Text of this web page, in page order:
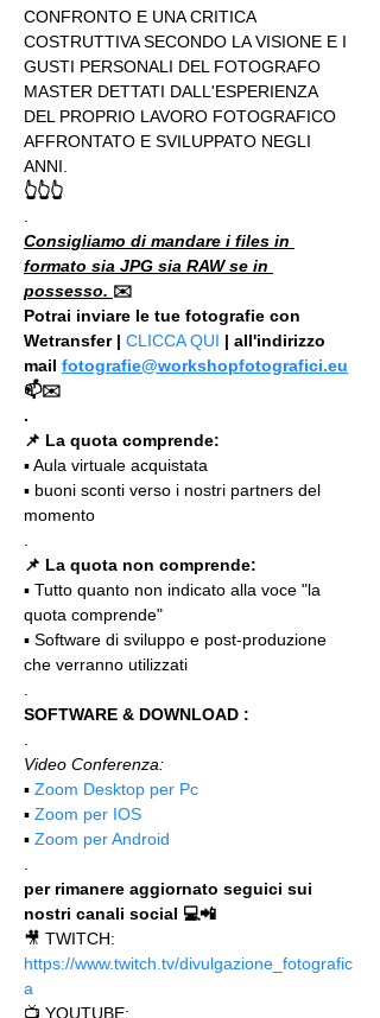
CONFRONTO E UNA CRITICA
COSTRUTTIVA SECONDO LA VISIONE E I
GUSTI PERSONALI DEL FOTOGRAFO
MASTER DETTATI DALL'ESPERIENZA
DEL PROPRIO LAVORO FOTOGRAFICO
AFFRONTATO E SVILUPPATO NEGLI
ANNI.
👆👆👆
Consigliamo di mandare i files in
formato sia JPG sia RAW se in
possesso. ✉️
Potrai inviare le tue fotografie con
Wetransfer | CLICCA QUI | all'indirizzo
mail fotografie@workshopfotografici.eu
📫✉️
.
📌 La quota comprende:
▪️ Aula virtuale acquistata
▪️ buoni sconti verso i nostri partners del
momento
📌 La quota non comprende:
▪️ Tutto quanto non indicato alla voce "la
quota comprende"
▪️ Software di sviluppo e post-produzione
che verranno utilizzati
SOFTWARE & DOWNLOAD :
Video Conferenza:
▪️ Zoom Desktop per Pc
▪️ Zoom per IOS
▪️ Zoom per Android
per rimanere aggiornato seguici sui
nostri canali social 💻📲
🎥 TWITCH:
https://www.twitch.tv/divulgazione_fotografic
a
📺 YOUTUBE: